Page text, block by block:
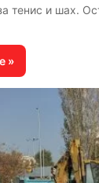
тенис и шах.
»